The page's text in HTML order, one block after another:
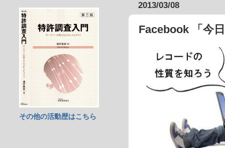
2013/03/08
Facebook 「今
その他の活動歴はこちら